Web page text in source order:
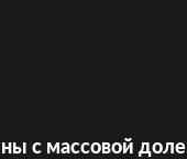
с массовой